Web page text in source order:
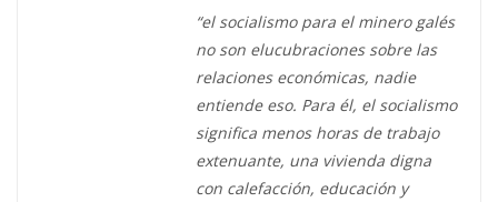
“el socialismo para el minero galés
no son elucubraciones sobre las
relaciones económicas, nadie
entiende eso. Para él, el socialismo
significa menos horas de trabajo
extenuante, una vivienda digna
con calefacción, educación y